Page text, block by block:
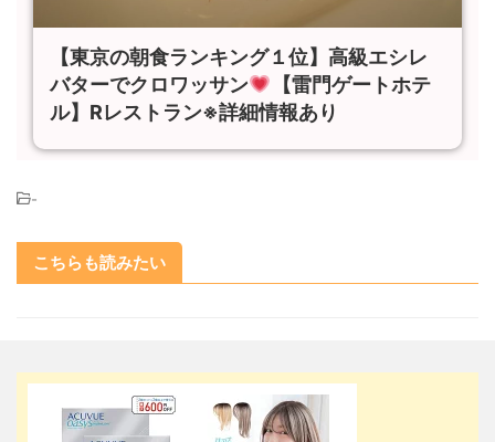
【東京の朝食ランキング１位】高級エシレ
バターでクロワッサン
【雷門ゲートホテ
ル】Rレストラン※詳細情報あり
-
こちらも読みたい